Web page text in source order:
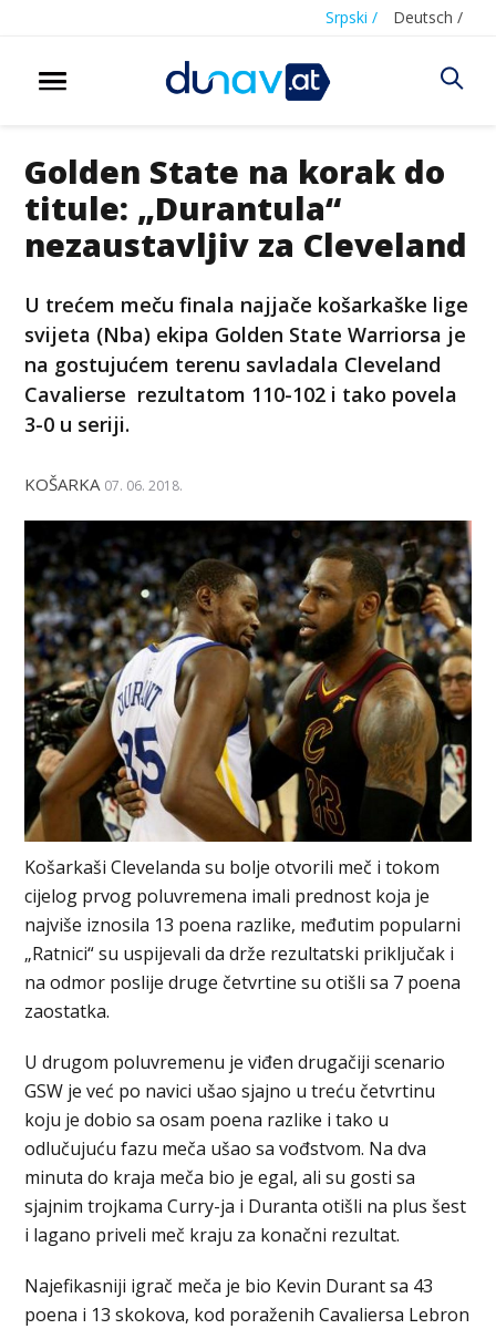
Srpski / Deutsch /
Golden State na korak do
titule: „Durantula“
nezaustavljiv za Cleveland
U trećem meču finala najjače košarkaške lige
svijeta (Nba) ekipa Golden State Warriorsa je
na gostujućem terenu savladala Cleveland
Cavalierse rezultatom 110-102 i tako povela
3-0 u seriji.
KOŠARKA 07. 06. 2018.
Košarkaši Clevelanda su bolje otvorili meč i tokom
cijelog prvog poluvremena imali prednost koja je
najviše iznosila 13 poena razlike, međutim popularni
„Ratnici“ su uspijevali da drže rezultatski priključak i
na odmor poslije druge četvrtine su otišli sa 7 poena
zaostatka.
U drugom poluvremenu je viđen drugačiji scenario
GSW je već po navici ušao sjajno u treću četvrtinu
koju je dobio sa osam poena razlike i tako u
odlučujuću fazu meča ušao sa vođstvom. Na dva
minuta do kraja meča bio je egal, ali su gosti sa
sjajnim trojkama Curry-ja i Duranta otišli na plus šest
i lagano priveli meč kraju za konačni rezultat.
Najefikasniji igrač meča je bio Kevin Durant sa 43
poena i 13 skokova, kod poraženih Cavaliersa Lebron